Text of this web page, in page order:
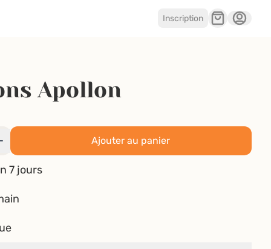
Inscription
Apollon
Ajouter au panier
7 jours